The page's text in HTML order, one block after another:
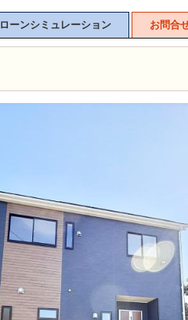
ローンシミュレーション お問合